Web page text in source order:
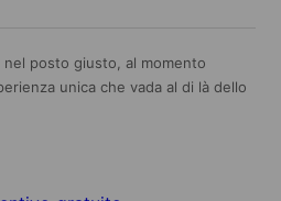
posto giusto, al momento
unica che vada al di là dello